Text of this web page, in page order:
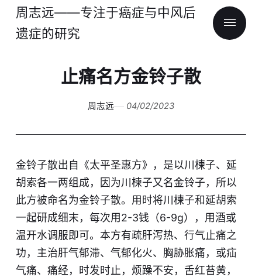
周志远——专注于癌症与中风后
遗症的研究
止痛名方金铃子散
周志远 04/02/2023
金铃子散出自《太平圣惠方》，是以川楝子、延
胡索各一两组成，因为川楝子又名金铃子，所以
此方被命名为金铃子散。用时将川楝子和延胡索
一起研成细末，每次用2-3钱（6-9g），用酒或
温开水调服即可。本方有疏肝泻热、行气止痛之
功，主治肝气郁滞、气郁化火、胸胁胀痛，或疝
气痛、痛经，时发时止，烦躁不安，舌红苔黄，